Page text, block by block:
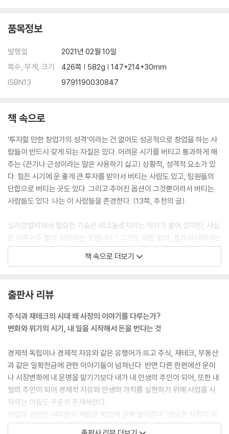
품목정보
발행일
2021년 02월 10일
쪽수, 무게, 크기
426쪽 | 582g | 147*214*30mm
ISBN13
9791190030847
책 속으로
‘투자할 만한 창업가의 성격’이라는 건 없어도 성공적으로 창업을 하는 사
람들이 반드시 갖게 되는 자질은 있다. 어려운 시기를 버티고 통과하게 해
주는 (끈기나 근성이라는 말은 사용하기 싫고) 상황적, 성격적 요소가 있
다. 힘든 시기에 운 좋게 큰 투자를 받아서 버티는 사람도 있고, 팀원들의
단합으로 버티는 곳도 있다. 그리고 주어진 옵션이 그것뿐이라서 버티는
사람들도 있다. 나는 이 사람들을 존경한다. (13쪽, 추천의 글)
실리콘밸리에서 필요한 기술은 테크놀로지라는 딱지가 붙어 있지만, 사실
은 아주아주 빨리 성장하는 것입니다.” 그것도 제한 없이, 결과에 대해서는
생각하지 말고. (76쪽, 1장 자본주의 사회에서 가장 똑똑한 사람들)
음을 깨닫고는 택시 운전을 하거나 레스토랑을 운영하는 경우를 종종 만나
게 된다. 가장 불만스러운 점은 많은 캐나다 이민자들이 본국에서의 특별
한 경력과 교육 덕분에 영주권을 받았는데도, 캐나다에 발을 들이는 순간
전혀 인정받지 못한다는 것이다. 그렇기 때문에 이민자들은 창업으로 내몰
린다. 다시 시작하는 것이 최선이기 때문이다. (106쪽, 2장 시리아 이민자
가족의 베이커리)
창업가가 어떤 직업을 선택하는지를 설명해주는 가장 중요한 단일 요일은
독립성이다. 그다지 놀랍지는 않다. 결국 자유는, 성공 여부와 상관없이 창
업이 보증해주는 하나의 가치다. 사람들이 쟁취해낸 모든 종류의 자유와
마찬가지로, 창업가들이 이 자유를 포기하는 것은 상당히 어렵다. (169쪽,
책 속으로 더보기
출판사 리뷰
주식과 재테크의 시대 왜 사장의 이야기를 다루는가?
변화와 위기의 시기, 내 일을 시작해서 돈을 번다는 것
경제적 독립이나 경제적 자유와 같은 유행어가 뜨고 주식, 재테크, 부동산
과 같은 일확천금에 관한 이야기들이 넘쳐난다. 반면 다른 한편에선 운이
나 시장변화에 내 운명을 맡기기보다 내가 내 인생의 주인이 되어, 또한 내
일의 주인이 되어 경제적 자유와 인생의 가치를 실현하기 위해 사업을 시
작하는 이들도 꾸준히 존재해왔다.
창업과 관련한 대부분의 책들은 방법에 관해 알려준다. ‘성공한 사장이 되
는 방법’, ‘사업을 처음 시작하는 방법’, ‘회사를 성장시키는 방법’, ‘회사를